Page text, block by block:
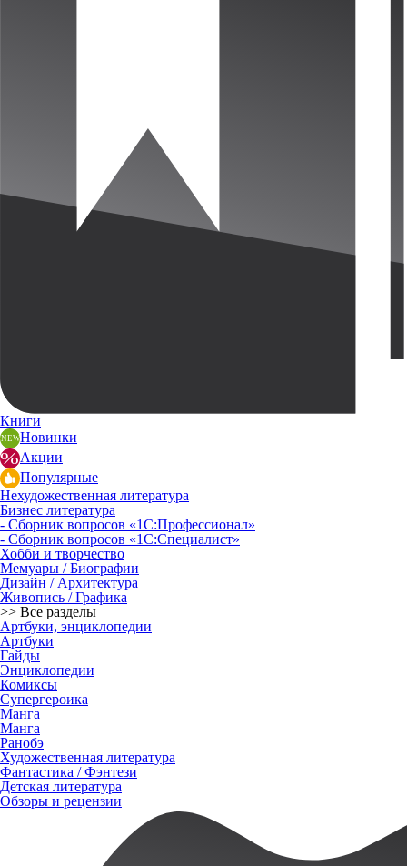
Книги
Новинки
Акции
Популярные
Нехудожественная литература
Бизнес литература
- Сборник вопросов «1С:Профессионал»
- Сборник вопросов «1С:Специалист»
Хобби и творчество
Мемуары / Биографии
Дизайн / Архитектура
Живопись / Графика
>> Все разделы
Артбуки, энциклопедии
Артбуки
Гайды
Энциклопедии
Комиксы
Супергероика
Манга
Манга
Ранобэ
Художественная литература
Фантастика / Фэнтези
Детская литература
Обзоры и рецензии